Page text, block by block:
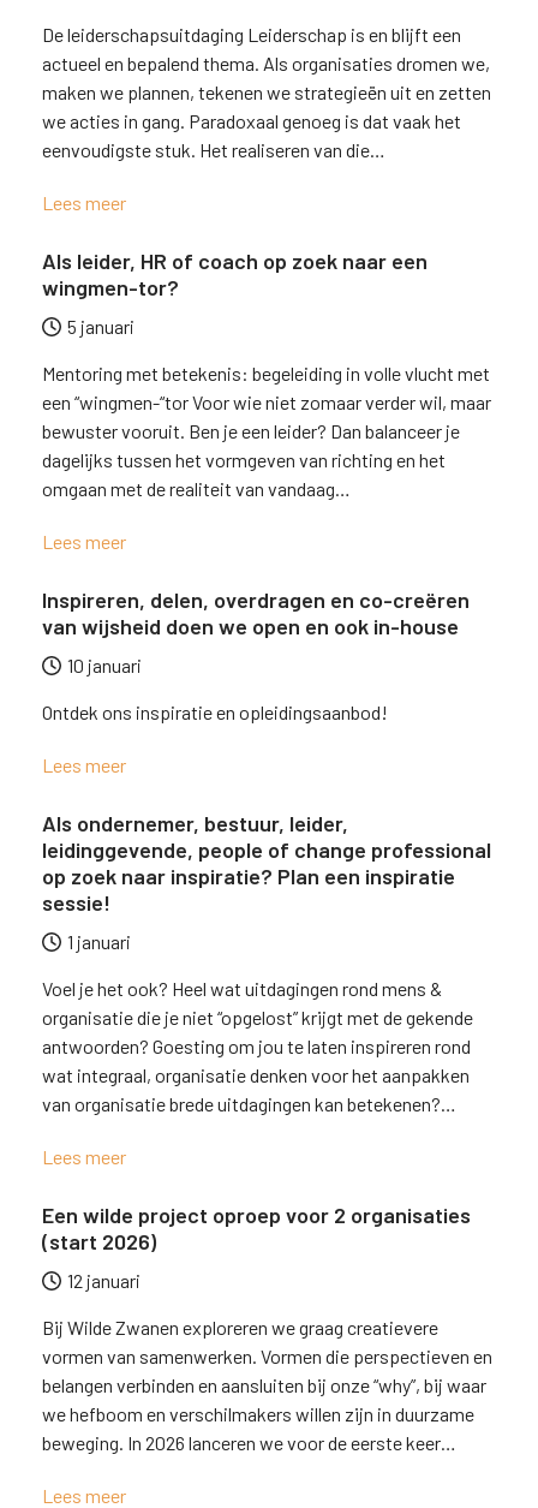
De leiderschapsuitdaging Leiderschap is en blijft een
actueel en bepalend thema. Als organisaties dromen we,
maken we plannen, tekenen we strategieën uit en zetten
we acties in gang. Paradoxaal genoeg is dat vaak het
eenvoudigste stuk. Het realiseren van die…
Lees meer
Als leider, HR of coach op zoek naar een
wingmen-tor?
5 januari
Mentoring met betekenis: begeleiding in volle vlucht met
een “wingmen-“tor Voor wie niet zomaar verder wil, maar
bewuster vooruit. Ben je een leider? Dan balanceer je
dagelijks tussen het vormgeven van richting en het
omgaan met de realiteit van vandaag…
Lees meer
Inspireren, delen, overdragen en co-creëren
van wijsheid doen we open en ook in-house
10 januari
Ontdek ons inspiratie en opleidingsaanbod!
Lees meer
Als ondernemer, bestuur, leider,
leidinggevende, people of change professional
op zoek naar inspiratie? Plan een inspiratie
sessie!
1 januari
Voel je het ook? Heel wat uitdagingen rond mens &
organisatie die je niet “opgelost” krijgt met de gekende
antwoorden? Goesting om jou te laten inspireren rond
wat integraal, organisatie denken voor het aanpakken
van organisatie brede uitdagingen kan betekenen?…
Lees meer
Een wilde project oproep voor 2 organisaties
(start 2026)
12 januari
Bij Wilde Zwanen exploreren we graag creatievere
vormen van samenwerken. Vormen die perspectieven en
belangen verbinden en aansluiten bij onze “why”, bij waar
we hefboom en verschilmakers willen zijn in duurzame
beweging. In 2026 lanceren we voor de eerste keer…
Lees meer